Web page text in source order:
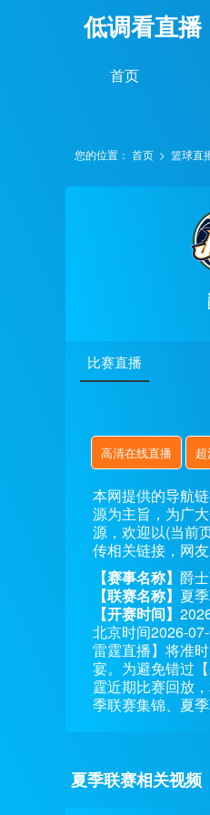
低调看直播
首页
您的位置： 首页 > 篮球直
比赛直播
高清在线直播
本网提供的导航
源为主旨，为广
源，欢迎以(当前
传相关链接，网
【赛事名称】 爵
【联赛名称】 夏
【开赛时间】
北京时间2026-
雷霆直播】将准
宴。为避免错过
霆近期比赛回放
季联赛集锦、夏
夏季联赛相关视频